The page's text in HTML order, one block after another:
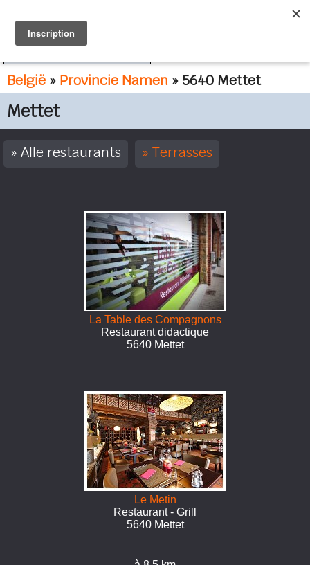
België » Provincie Namen » 5640 Mettet
Mettet
Alle restaurants Terrasses
La Table des Compagnons
Restaurant didactique
5640 Mettet
Le Metin
Restaurant - Grill
5640 Mettet